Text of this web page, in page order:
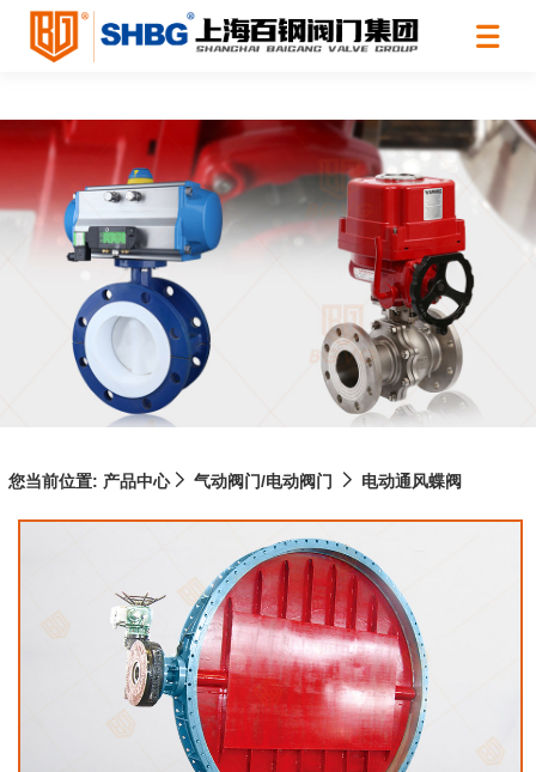
您当前位置: 产品中心 气动阀门/电动阀门 电动通风蝶阀